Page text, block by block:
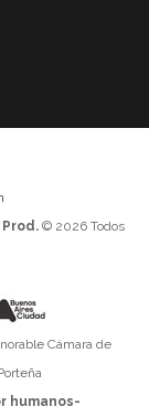
© 2026 Todos
Cámara de
humanos-